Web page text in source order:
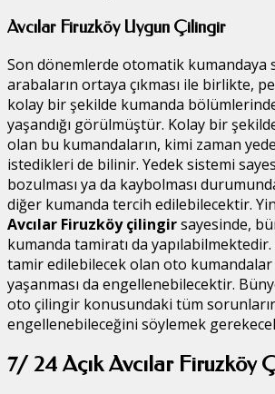
Avcılar Firuzköy Uygun Çilingir
Son dönemlerde otomatik kumandaya
arabaların ortaya çıkması ile birlikte,
kolay bir şekilde kumanda
yaşandığı görülmüştür. Kolay bir
olan bu kumandaların, kimi zaman
istedikleri de bilinir. Yedek sistemi
bozulması ya da kaybolması
diğer kumanda tercih edilebilecektir.
Avcılar Firuzköy çilingirsayesinde,
kumanda tamiratı da
tamir edilebilecek olan oto
yaşanması da engellenebilecektir.
oto çilingir konusundaki tüm
engellenebileceğini söylemek
7/ 24 Açık Avcılar Firuzköy